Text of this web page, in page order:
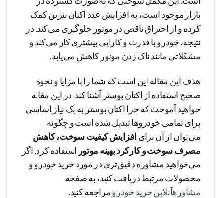
بازار موجود است، به افزایش عدد اکتان بنزین کمک
کرده و از احتراق ناقص در موتور جلوگیری می‌کند. در
نتیجه، خودرو با قدرت و کارایی بیشتری کار می‌کند و
مشکلاتی مانند ناک زدن موتور کاهش می‌یابد.
هدف این مقاله این است که شما را با مزایا و نحوه
صحیح استفاده از اکتان بوستر آشنا کند. در این مقاله
خواهید آموخت که چرا اکتان بوستر به یک نیاز اساسی
برای تمامی خودروها تبدیل شده است و چگونه
می‌توان از آن برای افزایش کیفیت سوخت، کاهش
مصرف سوخت و کارکرد بهینه موتور استفاده کرد. اگر
می‌خواهید مشاوره دقیق‌تری در مورد خرید خودرو و
محصولات مرتبط دریافت کنید، به صفحه
مشاورهآنلاین خرید خودرومراجعه کنید.